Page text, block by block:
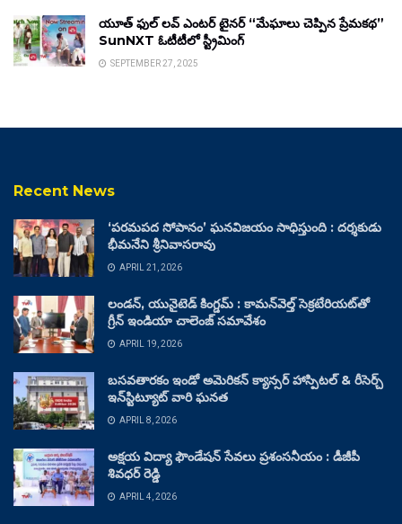
యూత్ ఫుల్ లవ్ ఎంటర్ టైనర్ “మేఘాలు చెప్పిన ప్రేమకథ”
SunNXT ఓటీటీలో స్ట్రీమింగ్
SEPTEMBER 27, 2025
Recent News
‘పరమపద సోపానం’ ఘనవిజయం సాధిస్తుంది : దర్శకుడు
భీమనేని శ్రీనివాసరావు
APRIL 21, 2026
లండన్, యునైటెడ్ కింగ్డమ్ : కామన్‌వెల్త్ సెక్రటేరియట్‌తో
గ్రీన్ ఇండియా చాలెంజ్ సమావేశం
APRIL 19, 2026
బసవతారకం ఇండో అమెరికన్ క్యాన్సర్ హాస్పిటల్ & రీసెర్చ్
ఇన్‌స్టిట్యూట్ వారి ఘనత
APRIL 8, 2026
అక్షయ విద్యా ఫౌండేషన్ సేవలు ప్రశంసనీయం : డీజీపీ
శివధర్ రెడ్డి
APRIL 4, 2026